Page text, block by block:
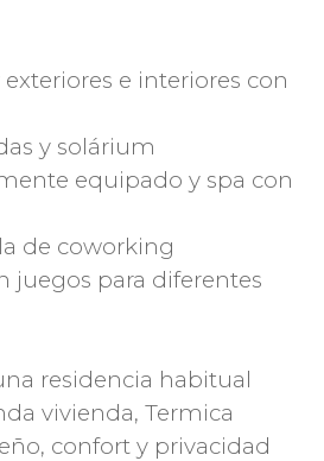
e interiores con
y solárium
equipado y spa con
de coworking
juegos para diferentes
residencia habitual
vivienda, Termica
confort y privacidad